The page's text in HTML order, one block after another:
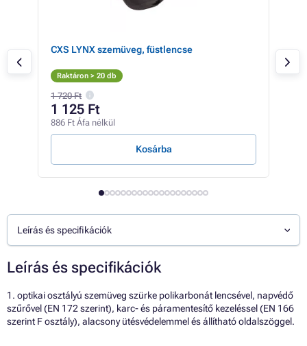
CXS LYNX szemüveg, füstlencse
Raktáron > 20 db
1 720 Ft
1 125 Ft
886 Ft Áfa nélkül
Kosárba
Leírás és specifikációk
Leírás és specifikációk
1. optikai osztályú szemüveg szürke polikarbonát lencsével, napvédő
szűrővel (EN 172 szerint), karc- és páramentesítő kezeléssel (EN 166
szerint F osztály), alacsony ütésvédelemmel és állítható oldalszöggel.